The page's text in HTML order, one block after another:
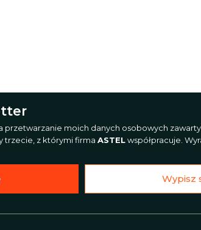
moich danych osobowych
trzecie, z którymi firma ASTELwspółpracuje.
Wypisz